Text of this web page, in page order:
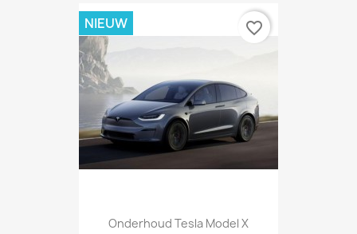
Onderhoud Tesla Model X
NIEUW favorite_border